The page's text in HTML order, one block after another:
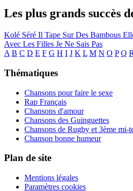
Les plus grands succès
Kolé Séré Il Tape Sur Des Bambous
Avec Les Filles Je Ne Sais Pas
A B C D E F G H I J K L M N O P Q R
Thématiques
Chansons pour faire le sexe
Rap Français
Chansons d'amour
Chansons des Guinguettes
Chansons de Rugby et 3ème mi-
Chanson bonne humeur
Plan de site
Mentions légales
Paramètres cookies